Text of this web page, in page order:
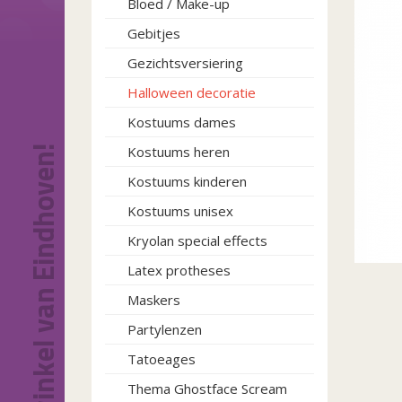
Bloed / Make-up
Gebitjes
Gezichtsversiering
Halloween decoratie
Kostuums dames
Kostuums heren
Kostuums kinderen
Kostuums unisex
Kryolan special effects
Latex protheses
Maskers
Partylenzen
Tatoeages
Thema Ghostface Scream